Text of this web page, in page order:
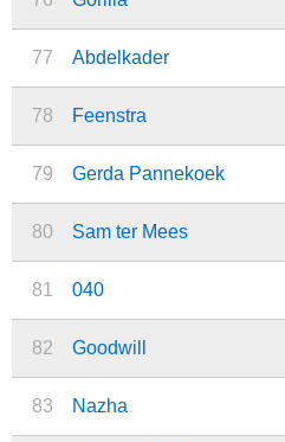
77 Abdelkader
78 Feenstra
79 Gerda Pannekoek
80 Sam ter Mees
81 040
82 Goodwill
83 Nazha